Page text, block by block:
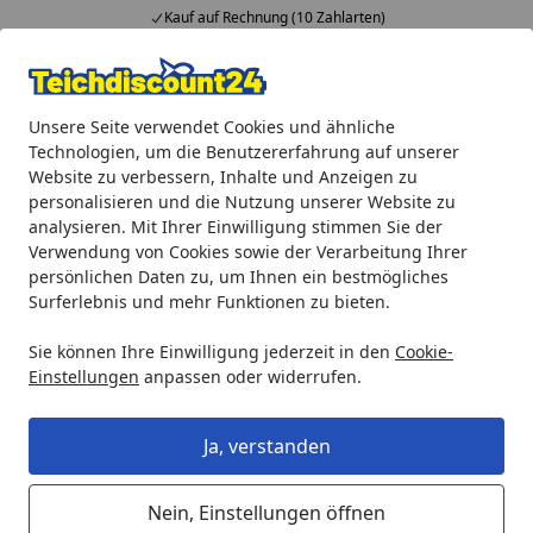
Unsere Seite verwendet Cookies und ähnliche
Technologien, um die Benutzererfahrung auf unserer
Website zu verbessern, Inhalte und Anzeigen zu
personalisieren und die Nutzung unserer Website zu
analysieren. Mit Ihrer Einwilligung stimmen Sie der
Verwendung von Cookies sowie der Verarbeitung Ihrer
persönlichen Daten zu, um Ihnen ein bestmögliches
Surferlebnis und mehr Funktionen zu bieten.
Sie können Ihre Einwilligung jederzeit in den Cookie-
Einstellungen anpassen oder widerrufen.
Ja, verstanden
Nein, Einstellungen öffnen
Kauf auf Rechnung (10 Zahlarten)
Alle Produkte
Mein Konto
Suchen
Startseite
Teichprodukte Teichpumpen Bachlaufpumpen
Ubbink Wasserfallpumpe
Cascademax 14000